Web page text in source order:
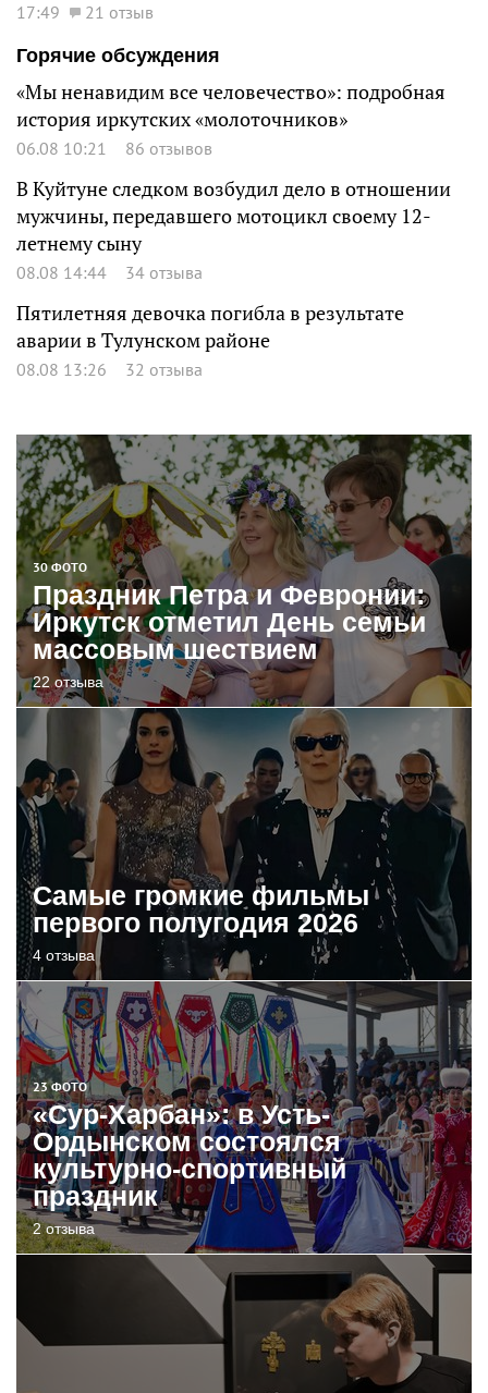
17:49
21 отзыв
Горячие обсуждения
«Мы ненавидим все человечество»: подробная
история иркутских «молоточников»
06.08 10:21 86 отзывов
В Куйтуне следком возбудил дело в отношении
мужчины, передавшего мотоцикл своему 12-
летнему сыну
08.08 14:44 34 отзыва
Пятилетняя девочка погибла в результате
аварии в Тулунском районе
08.08 13:26 32 отзыва
30 ФОТО
Праздник Петра и Февронии:
Иркутск отметил День семьи
массовым шествием
22 отзыва
Самые громкие фильмы
первого полугодия 2026
4 отзыва
23 ФОТО
«Сур-Харбан»: в Усть-
Ордынском состоялся
культурно-спортивный
праздник
2 отзыва